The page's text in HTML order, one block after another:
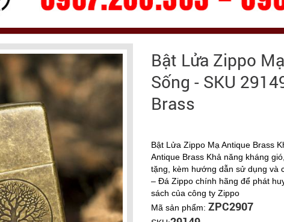
Bật Lửa Zippo
Sống - SKU
Brass
Bật Lửa Zippo Mạ Antique Brass
Antique Brass Khả năng kháng
tặng, kèm hướng dẫn sử dụng và
– Đá Zippo chính hãng để phát
sách của công ty Zippo
Mã sản phẩm:ZPC2907